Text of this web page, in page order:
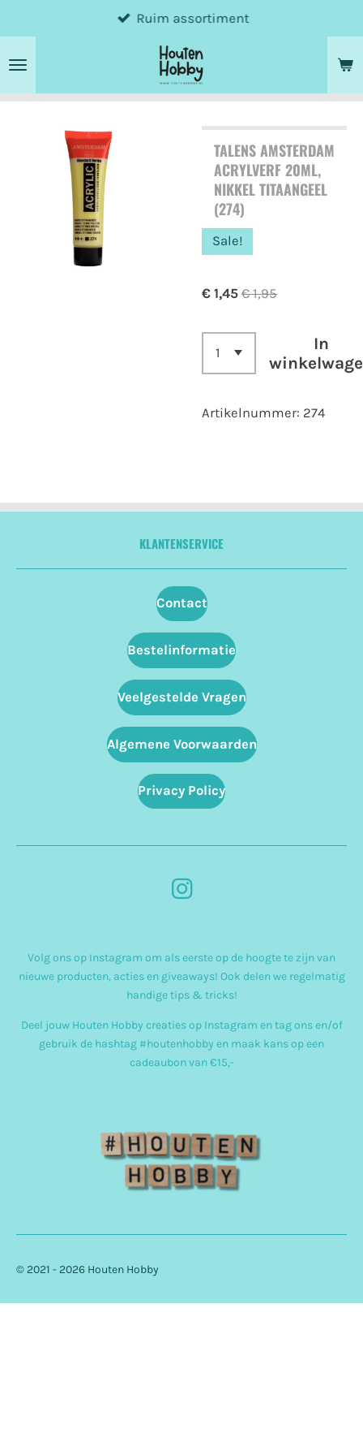
direct
naar
Ruim assortiment
TALENS AMSTERDAM
ACRYLVERF 20ML,
NIKKEL TITAANGEEL
(274)
Sale!
€ 1,45 € 1,95
In
Artikelnummer: 274
KLANTENSERVICE
Contact
Bestelinformatie
Veelgestelde Vragen
Algemene Voorwaarden
Privacy Policy
I
t
a
g
r
a
Volg ons op Instagram om als eerste op de hoogte te zijn van
nieuwe producten, acties en giveaways! Ook delen we regelmatig
handige tips & tricks!
Deel jouw Houten Hobby creaties op Instagram en tag ons en/of
gebruik de hashtag #houtenhobby en maak kans op een
cadeaubon van €15,-
© 2021 - 2026 Houten Hobby